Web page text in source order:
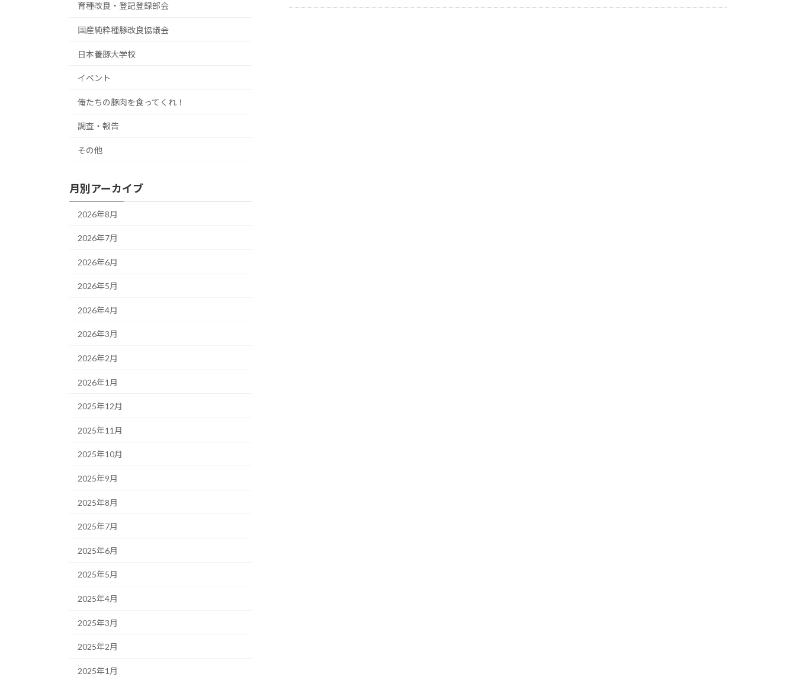
育種改良・登記登録部会
国産純粋種豚改良協議会
日本養豚大学校
イベント
俺たちの豚肉を食ってくれ！
調査・報告
その他
月別アーカイブ
2026年8月
2026年7月
2026年6月
2026年5月
2026年4月
2026年3月
2026年2月
2026年1月
2025年12月
2025年11月
2025年10月
2025年9月
2025年8月
2025年7月
2025年6月
2025年5月
2025年4月
2025年3月
2025年2月
2025年1月